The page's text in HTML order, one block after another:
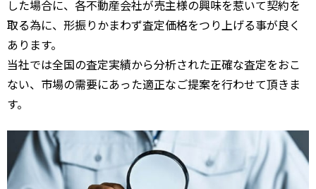
した場合に、各不動産会社が売主様の興味を惹いて契約を
取る為に、形振りかまわず査定価格をつり上げる事が良く
あります。
当社では全国の査定実績から分析された正確な査定をおこ
ない、市場の需要にあった適正なご提案を行わせて頂きま
す。